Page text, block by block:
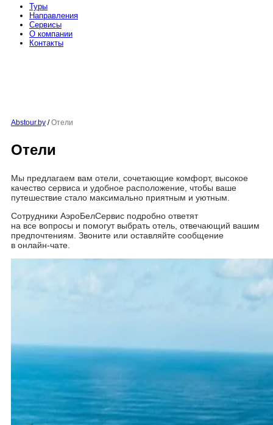
Туры
Направления
Сервисы
O компании
Контакты
Abstour.by / Отели
Отели
Мы предлагаем вам отели, сочетающие комфорт, высокое
качество сервиса и удобное расположение, чтобы ваше
путешествие стало максимально приятным и уютным.
Сотрудники АэроБелСервис подробно ответят
на все вопросы и помогут выбрать отель, отвечающий вашим
предпочтениям. Звоните или оставляйте сообщение
в онлайн-чате.